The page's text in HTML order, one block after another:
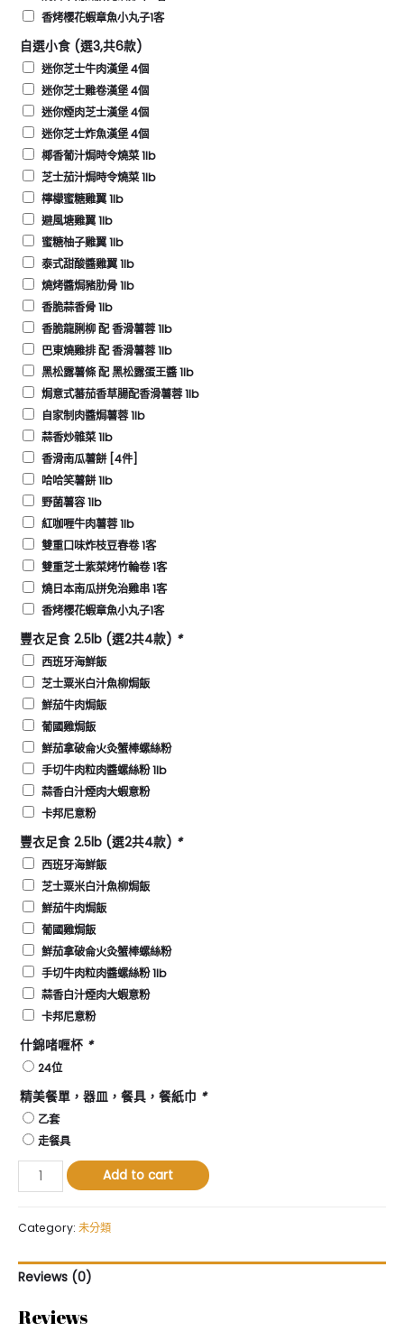
香烤櫻花蝦章魚小丸子1客
自選小食 (選3,共6款)
迷你芝士牛肉漢堡 4個
迷你芝士雞卷漢堡 4個
迷你煙肉芝士漢堡 4個
迷你芝士炸魚漢堡 4個
椰香葡汁焗時令燒菜 1lb
芝士茄汁焗時令燒菜 1lb
檸檬蜜糖雞翼 1lb
避風塘雞翼 1lb
蜜糖柚子雞翼 1lb
泰式甜酸醬雞翼 1lb
燒烤醬焗豬肋骨 1lb
香脆蒜香骨 1lb
香脆龍脷柳 配 香滑薯蓉 1lb
巴東燒雞排 配 香滑薯蓉 1lb
黑松露薯條 配 黑松露蛋王醬 1lb
焗意式蕃茄香草腸配香滑薯蓉 1lb
自家制肉醬焗薯蓉 1lb
蒜香炒雜菜 1lb
香滑南瓜薯餅 [4件]
哈哈笑薯餅 1lb
野菌薯容 1lb
紅咖喱牛肉薯蓉 1lb
雙重口味炸枝豆春卷 1客
雙重芝士紫菜烤竹輪卷 1客
燒日本南瓜拼免治雞串 1客
香烤櫻花蝦章魚小丸子1客
豐衣足食 2.5lb (選2共4款) *
西班牙海鮮飯
芝士粟米白汁魚柳焗飯
鮮茄牛肉焗飯
葡國雞焗飯
鮮茄拿破侖火灸蟹棒螺絲粉
手切牛肉粒肉醬螺絲粉 1lb
蒜香白汁煙肉大蝦意粉
卡邦尼意粉
豐衣足食 2.5lb (選2共4款) *
西班牙海鮮飯
芝士粟米白汁魚柳焗飯
鮮茄牛肉焗飯
葡國雞焗飯
鮮茄拿破侖火灸蟹棒螺絲粉
手切牛肉粒肉醬螺絲粉 1lb
蒜香白汁煙肉大蝦意粉
卡邦尼意粉
什錦啫喱杯 *
24位
精美餐單，器皿，餐具，餐紙巾 *
乙套
走餐具
新
威
頓
套
(16-
Add to cart
Category: 未分類
Reviews (0)
Reviews